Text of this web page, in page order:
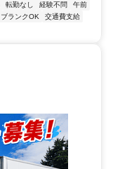
転勤なし 経験不問
午前
ブランクOK
交通費支給